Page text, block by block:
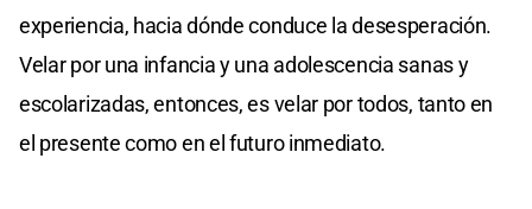
experiencia, hacia dónde conduce la desesperación.
Velar por una infancia y una adolescencia sanas y
escolarizadas, entonces, es velar por todos, tanto en
el presente como en el futuro inmediato.